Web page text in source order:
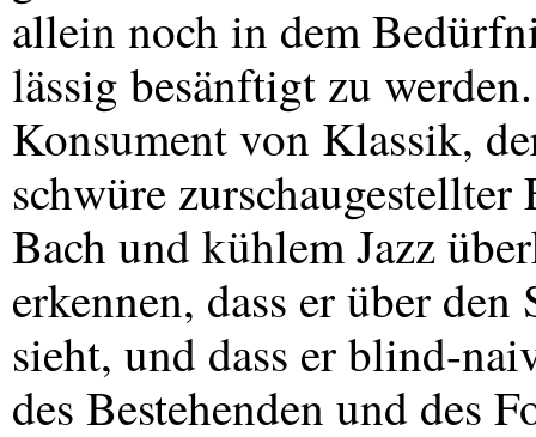
allein noch in dem
lässig besänftigt zu
Konsument von Klassik,
schwüre
Bach und kühlem Jazz
erkennen, dass er über
sieht, und dass er blind-
des Bestehenden und des